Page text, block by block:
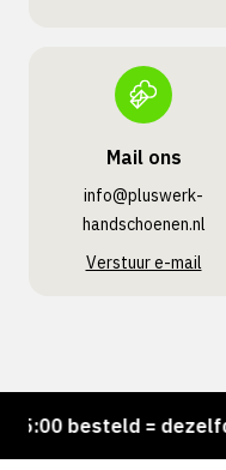
Mail ons
info@pluswerk­
handschoenen.nl
Verstuur e-mail
besteld = dezelfde